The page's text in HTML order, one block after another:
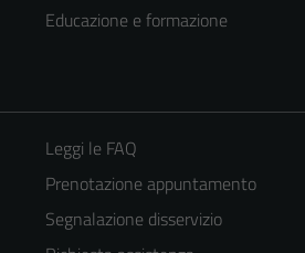
Educazione e formazione
Leggi le FAQ
Prenotazione appuntamento
Segnalazione disservizio